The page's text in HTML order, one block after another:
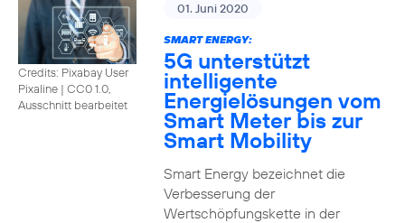
Credits: Pixabay User
Pixaline | CC0 1.0,
Ausschnitt bearbeitet
01. Juni 2020
SMART ENERGY:
5G unterstützt
intelligente
Energielösungen vom
Smart Meter bis zur
Smart Mobility
Smart Energy bezeichnet die
Verbesserung der
Wertschöpfungskette in der